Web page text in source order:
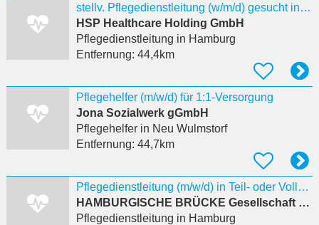
stellv. Pflegedienstleitung (w/m/d) gesucht in Neu Wulmstorf
HSP Healthcare Holding GmbH
Pflegedienstleitung in Hamburg
Entfernung: 44,4km
Pflegehelfer (m/w/d) für 1:1-Versorgung
Jona Sozialwerk gGmbH
Pflegehelferin Neu Wulmstorf
Entfernung: 44,7km
Pflegedienstleitung (m/w/d) in Teil- oder Vollzeit
HAMBURGISCHE BRÜCKE Gesellschaft für private Sozialarbeit e.V.
Pflegedienstleitung in Hamburg